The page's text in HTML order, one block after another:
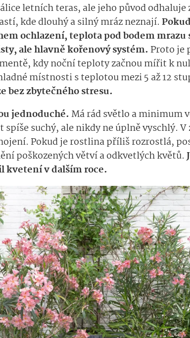
letních teras, ale jeho původ odhaluje
kde dlouhý a silný mráz neznají.
ochlazení, teplota pod bodem mrazu
ale hlavně kořenový systém. Proto je
kdy noční teploty začnou mířit k
místnosti s teplotou mezi 5 až 12
bez zbytečného stresu.
jednoduché. Má rád světlo a minimum
spíše suchý, ale nikdy ne úplně vyschlý.
Pokud je rostlina příliš rozrostlá,
poškozených větví a odkvetlých květů.
kvetení v dalším roce.